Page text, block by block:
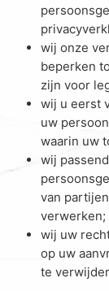
wij onze
beperken
zijn voor
wij u eerst
uw
waarin uw
wij
van
verwerken;
wij uw
op uw
te